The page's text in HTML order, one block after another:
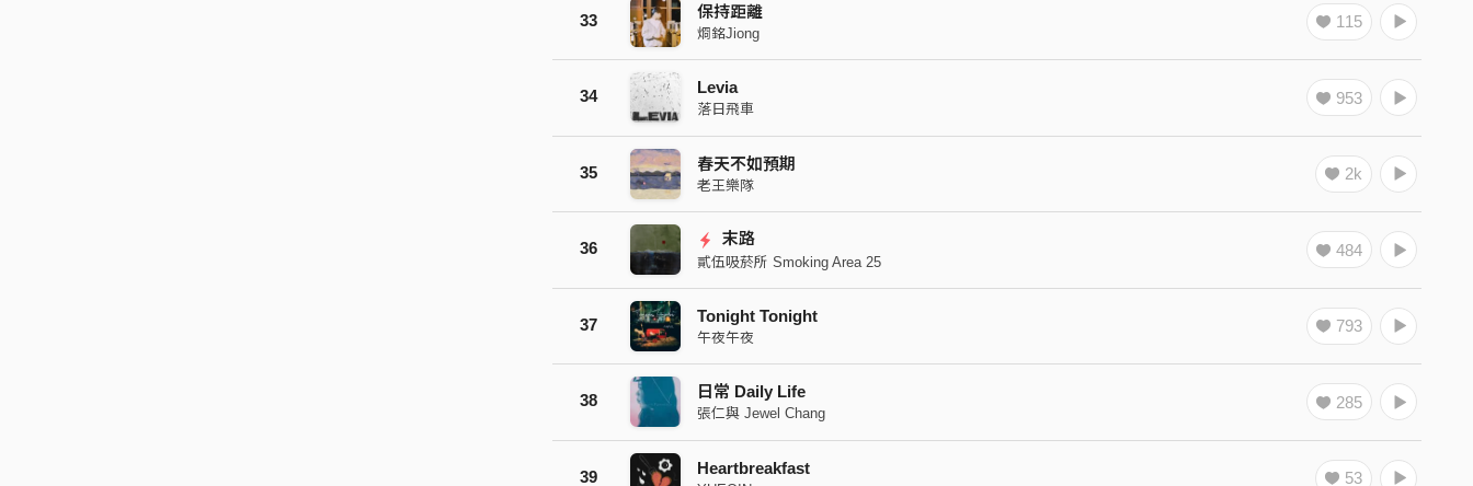
33 保持距離
烱銘Jiong
115
34 Levia
落日飛車
953
35 春天不如預期
老王樂隊
2k
36
末路
貳伍吸菸所 Smoking Area 25
484
37 Tonight Tonight
午夜午夜
793
38 日常 Daily Life
張仁與 Jewel Chang
285
39 Heartbreakfast
53